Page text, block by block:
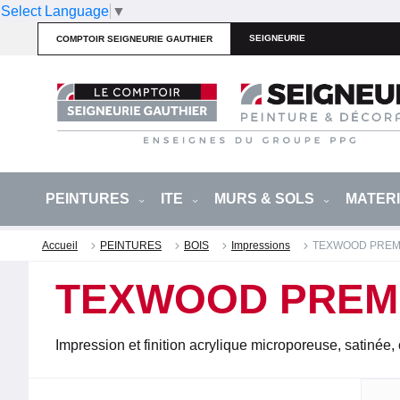
Select Language ▼
COMPTOIR SEIGNEURIE GAUTHIER SEIGNEURIE
PEINTURES ITE MURS & SOLS
Accueil PEINTURES BOIS Impressions TEXWOOD
TEXWOOD
Impression et finition acrylique microporeuse,